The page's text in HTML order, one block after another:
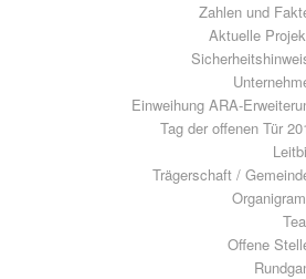
Zahlen und
Aktuelle
Einweihung ARA-
Tag der offenen Tür
Trägerschaft /
Offene